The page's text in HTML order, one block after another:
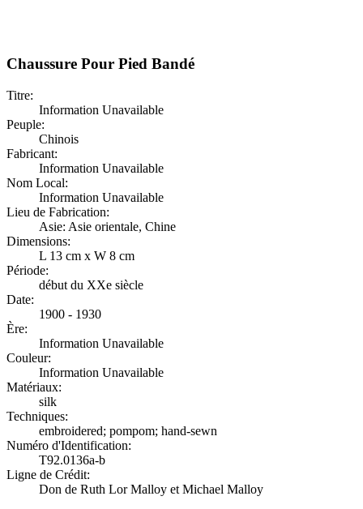
Chaussure Pour Pied Bandé
Titre:
Information Unavailable
Peuple:
Chinois
Fabricant:
Information Unavailable
Nom Local:
Information Unavailable
Lieu de Fabrication:
Asie: Asie orientale, Chine
Dimensions:
L 13 cm x W 8 cm
Période:
début du XXe siècle
Date:
1900 - 1930
Ère:
Information Unavailable
Couleur:
Information Unavailable
Matériaux:
silk
Techniques:
embroidered; pompom; hand-sewn
Numéro d'Identification:
T92.0136a-b
Ligne de Crédit:
Don de Ruth Lor Malloy et Michael Malloy